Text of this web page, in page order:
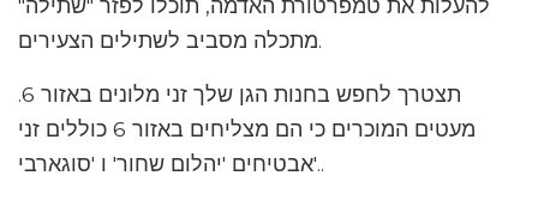
להעלות את טמפרטורת האדמה, תוכלו לפזר "שתילה"
מתכלה מסביב לשתילים הצעירים.
תצטרך לחפש בחנות הגן שלך זני מלונים באזור 6.
מעטים המוכרים כי הם מצליחים באזור 6 כוללים זני
אבטיחים 'יהלום שחור' ו 'סוגארבי'..